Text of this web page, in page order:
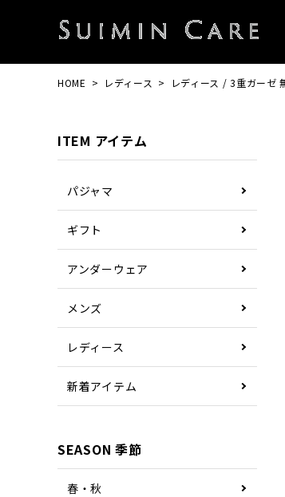
HOME レディース レディース / 3重ガーゼ
ITEM アイテム
パジャマ
ギフト
アンダーウェア
メンズ
レディース
新着アイテム
SEASON 季節
春・秋